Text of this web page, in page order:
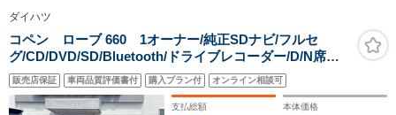
ダイハツ
コペン ローブ 660 1オーナー/純正SDナビ/フルセ
グ/CD/DVD/SD/Bluetooth/ドライブレコーダー/D/N席シ
ートヒーター/165/65R16インチ純正AW/電動オープン/プ
ッシュスタート/スマートキー/スペアキー/純正フロアマッ
ト
販売店保証 車両品質評価書付 購入プラン付 オンライン相談可
支払総額 本体価格